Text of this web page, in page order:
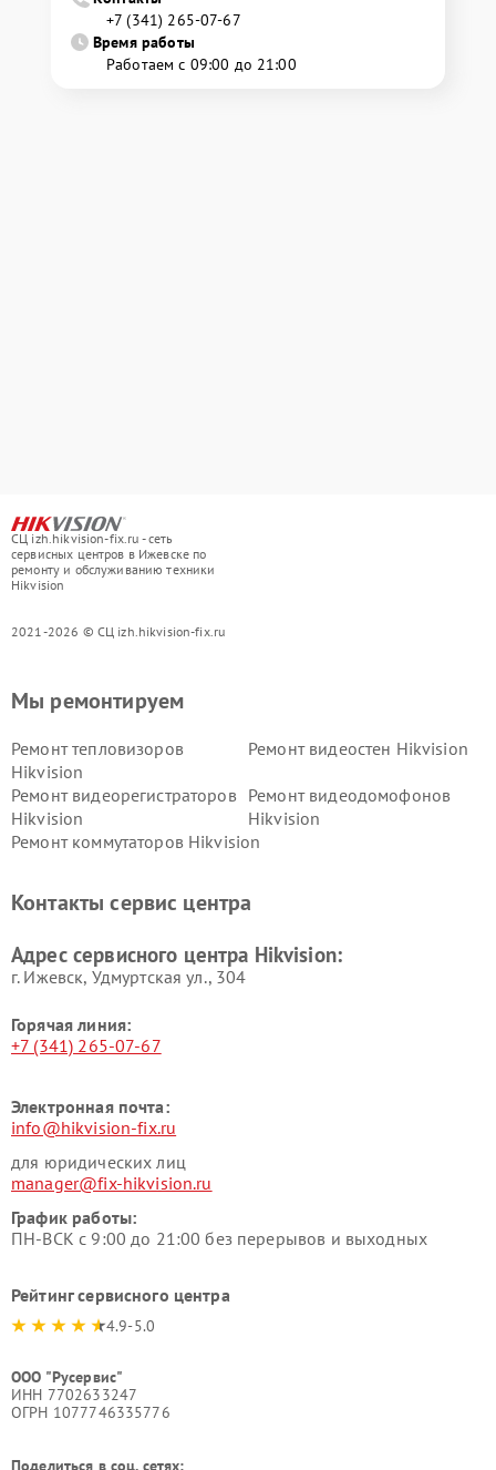
+7 (341) 265-07-67
Время работы
Работаем с 09:00 до 21:00
СЦ izh.hikvision-fix.ru - сеть
сервисных центров в Ижевске по
ремонту и обслуживанию техники
Hikvision
2021-2026 © СЦ izh.hikvision-fix.ru
Мы ремонтируем
Ремонт тепловизоров
Hikvision
Ремонт видеостен Hikvision
Ремонт видеорегистраторов
Hikvision
Ремонт видеодомофонов
Hikvision
Ремонт коммутаторов Hikvision
Контакты сервис центра
Адрес сервисного центра Hikvision:
г. Ижевск, Удмуртская ул., 304
Горячая линия:
+7 (341) 265-07-67
Электронная почта:
info@hikvision-fix.ru
для юридических лиц
manager@fix-hikvision.ru
График работы:
ПН-ВСК с 9:00 до 21:00 без перерывов и выходных
Рейтинг сервисного центра
4.9-5.0
ООО "Русервис"
ИНН 7702633247
ОГРН 1077746335776
Поделиться в соц. сетях: